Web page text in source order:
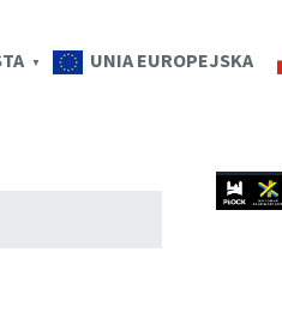
UNIA EUROPEJSKA
do
treści